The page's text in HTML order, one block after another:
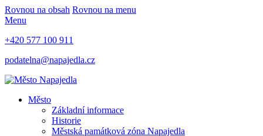
Rovnou na obsah Rovnou na menu
Menu
+420 577 100 911
podatelna@napajedla.cz
Město
Základní informace
Historie
Městská památková zóna Napajedla